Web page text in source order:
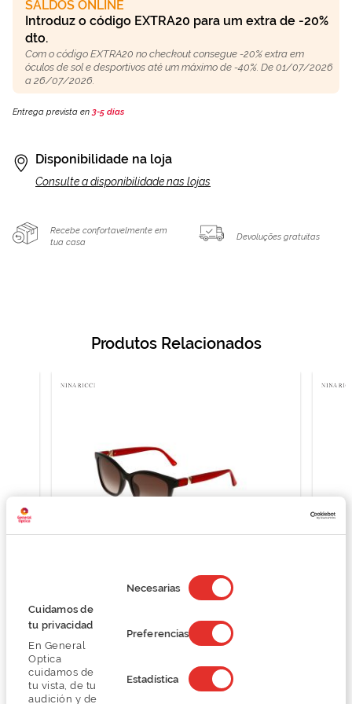
Cuidamos de
tu privacidad
En General
Optica
cuidamos de
tu vista, de tu
audición y de
de
consentimiento
Necesarias
Preferencias
Estadística
SALDOS ONLINE
Introduz o código EXTRA20 para um extra de -20%
dto.
Com o código EXTRA20 no checkout consegue -20% extra em
óculos de sol e desportivos até um máximo de -40%. De 01/07/2026
a 26/07/2026.
Entrega prevista en3-5 días
Disponibilidade na loja
Consulte a disponibilidade nas lojas
Recebe confortavelmente em
tua casa
Devoluções gratuitas
Produtos Relacionados
Nina Ricci SNR357
132,30 €
220,50 €